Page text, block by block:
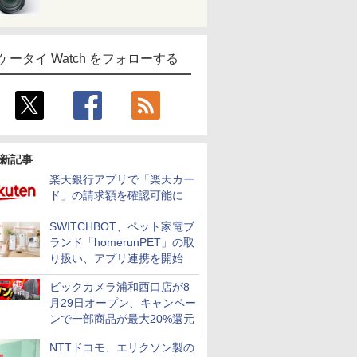
ータイ Watch をフォローする
記事
楽天銀行アプリで「楽天カー
ド」の請求額を確認可能に
SWITCHBOT、ペット家電ブ
ランド「homerunPET」の取
り扱い、アプリ連携を開始
ビックカメラ浦和西口店が8
月29日オープン、キャンペー
ンで一部商品が最大20%還元
NTTドコモ、エリクソン製の